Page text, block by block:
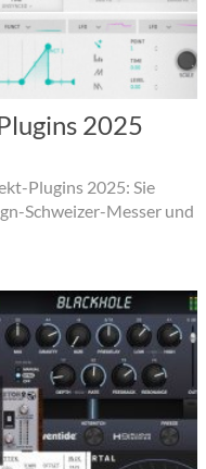
2025
Plugins 2025: Sie
Schweizer-Messer und